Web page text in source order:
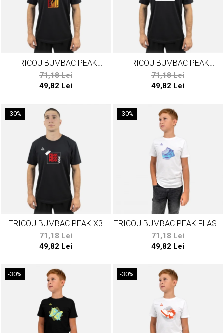
TRICOU BUMBAC PEAK
BASKETBALL NEGRU
71,18 Lei
49,82 Lei
TRICOU BUMBAC PEAK
POTENTIAL NEGRU
71,18 Lei
49,82 Lei
-30%
TRICOU BUMBAC PEAK X3
NEGRU
71,18 Lei
49,82 Lei
-30%
TRICOU BUMBAC PEAK FLASH
ALB
71,18 Lei
49,82 Lei
-30% -30%